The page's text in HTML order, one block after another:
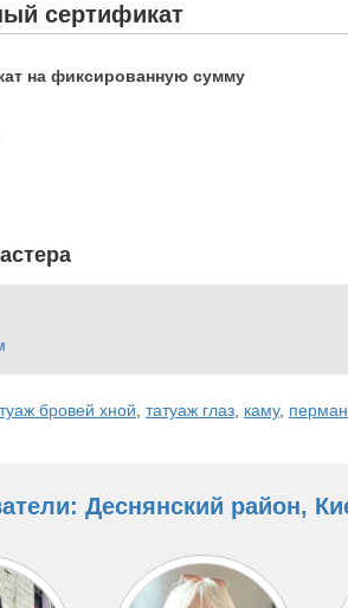
сертификат
на фиксированную сумму
бровей хной, татуаж глаз, каму,
Деснянский район,